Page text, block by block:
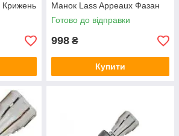
Крижень
Манок Lass Appeaux Фазан
Готово до відправки
998 ₴
Купити